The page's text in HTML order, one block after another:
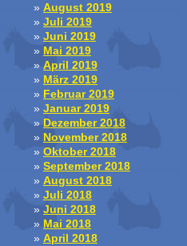
August 2019
Juli 2019
Juni 2019
Mai 2019
April 2019
März 2019
Februar 2019
Januar 2019
Dezember 2018
November 2018
Oktober 2018
September 2018
August 2018
Juli 2018
Juni 2018
Mai 2018
April 2018